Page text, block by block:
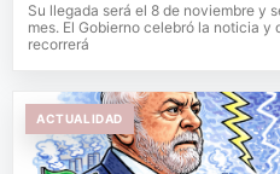
Su llegada será el 8 de noviembre y
mes. El Gobierno celebró la noticia
recorrerá
ACTUALIDAD